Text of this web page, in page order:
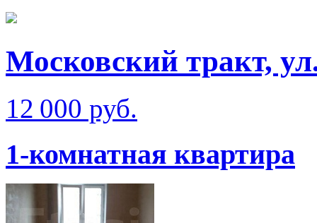
Московский тракт,
12 000 руб.
1-комнатная квартира